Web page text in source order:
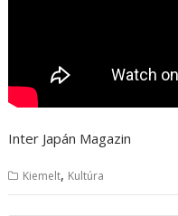
Inter Japán Magazin
Kiemelt, Kultúra